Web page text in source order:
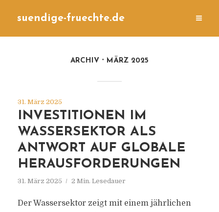
suendige-fruechte.de
ARCHIV MÄRZ 2025
31. März 2025
INVESTITIONEN IM
WASSERSEKTOR ALS
ANTWORT AUF GLOBALE
HERAUSFORDERUNGEN
31. März 2025 2 Min. Lesedauer
Der Wassersektor zeigt mit einem jährlichen